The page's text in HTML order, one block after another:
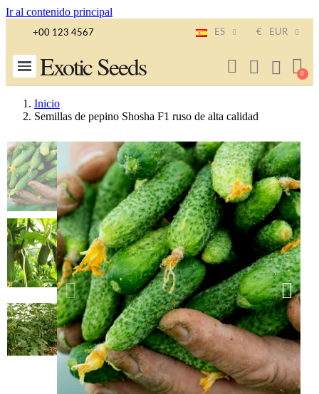
Ir al contenido principal
+00 123 4567 ES € EUR
Exotic Seeds
Inicio
Semillas de pepino Shosha F1 ruso de alta calidad